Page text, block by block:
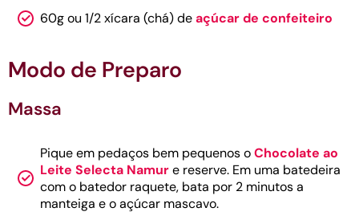
60g ou 1/2 xícara (chá) deaçúcar de confeiteiro
Modo de Preparo
Massa
Pique em pedaços bem pequenos oChocolate ao
Leite Selecta Namure reserve. Em uma batedeira
com o batedor raquete, bata por 2 minutos a
manteiga e o açúcar mascavo.